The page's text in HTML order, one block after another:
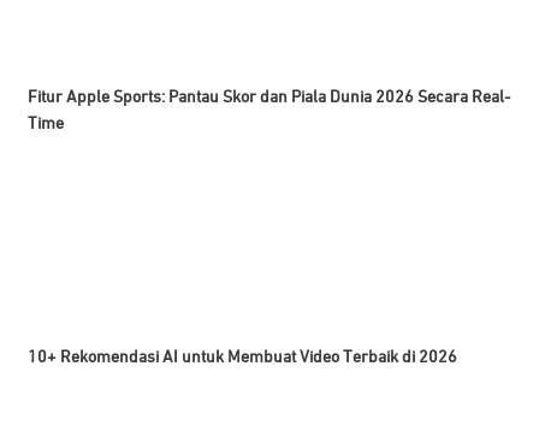
Fitur Apple Sports: Pantau Skor dan Piala Dunia 2026 Secara Real-
Time
10+ Rekomendasi AI untuk Membuat Video Terbaik di 2026